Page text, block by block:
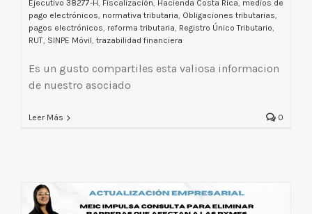
Ejecutivo 38277-H, Fiscalización, Hacienda Costa Rica, medios de
pago electrónicos, normativa tributaria, Obligaciones tributarias,
pagos electrónicos, reforma tributaria, Registro Único Tributario,
RUT, SINPE Móvil, trazabilidad financiera
Es un gusto compartiles esta valiosa informacion
de nuestro asociado
Leer Más 0